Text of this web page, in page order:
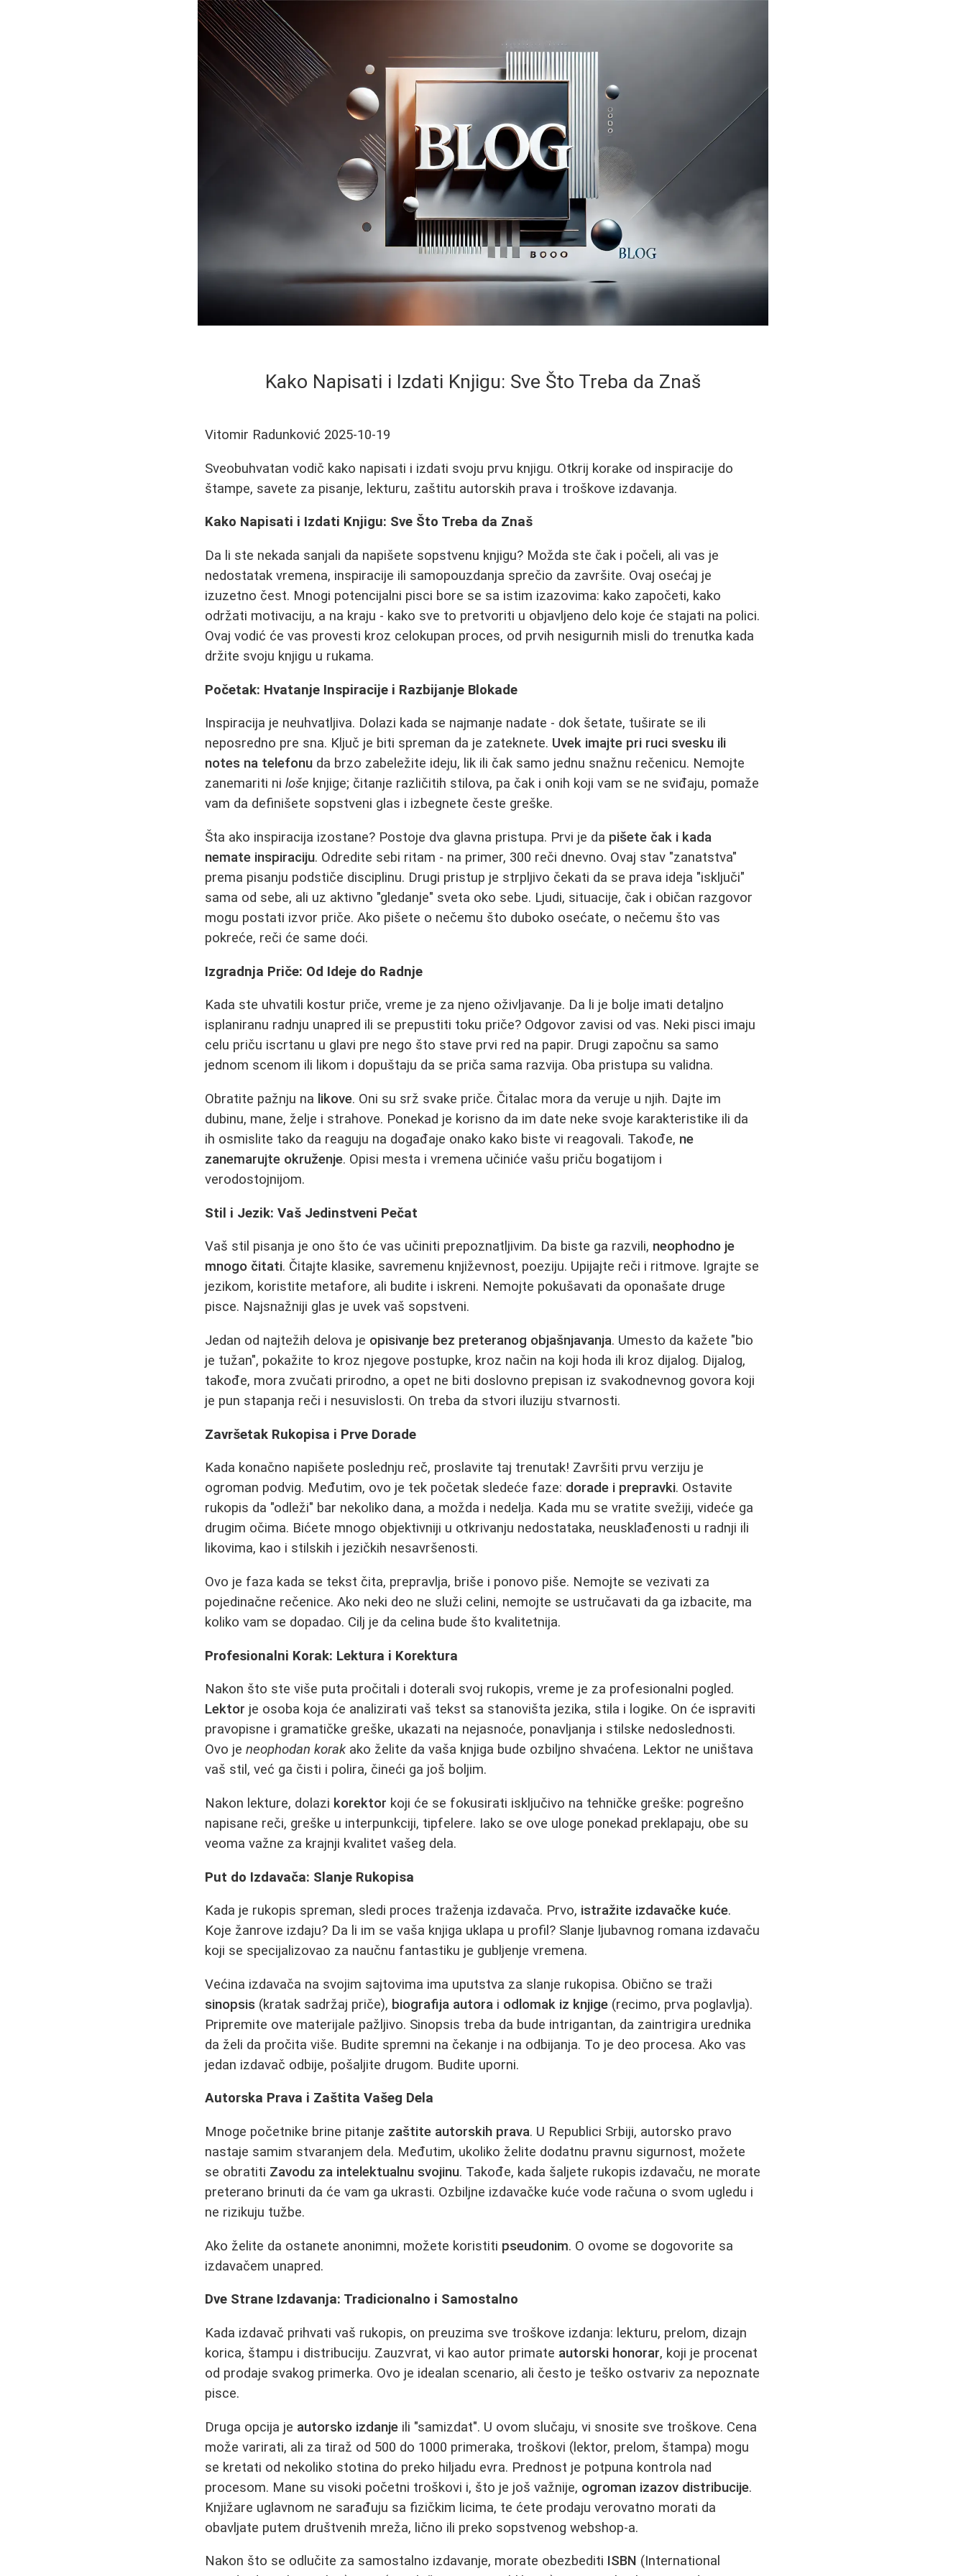
Kako Napisati i Izdati Knjigu: Sve Što Treba da Znaš
Vitomir Radunković 2025-10-19
Sveobuhvatan vodič kako napisati i izdati svoju prvu knjigu. Otkrij korake od inspiracije do
štampe, savete za pisanje, lekturu, zaštitu autorskih prava i troškove izdavanja.
Kako Napisati i Izdati Knjigu: Sve Što Treba da Znaš
Da li ste nekada sanjali da napišete sopstvenu knjigu? Možda ste čak i počeli, ali vas je
nedostatak vremena, inspiracije ili samopouzdanja sprečio da završite. Ovaj osećaj je
izuzetno čest. Mnogi potencijalni pisci bore se sa istim izazovima: kako započeti, kako
održati motivaciju, a na kraju - kako sve to pretvoriti u objavljeno delo koje će stajati na polici.
Ovaj vodić će vas provesti kroz celokupan proces, od prvih nesigurnih misli do trenutka kada
držite svoju knjigu u rukama.
Početak: Hvatanje Inspiracije i Razbijanje Blokade
Inspiracija je neuhvatljiva. Dolazi kada se najmanje nadate - dok šetate, tuširate se ili
neposredno pre sna. Ključ je biti spreman da je zateknete. Uvek imajte pri ruci svesku ili
notes na telefonu da brzo zabeležite ideju, lik ili čak samo jednu snažnu rečenicu. Nemojte
zanemariti niloše knjige; čitanje različitih stilova, pa čak i onih koji vam se ne sviđaju, pomaže
vam da definišete sopstveni glas i izbegnete česte greške.
Šta ako inspiracija izostane? Postoje dva glavna pristupa. Prvi je da pišete čak i kada
nemate inspiraciju. Odredite sebi ritam - na primer, 300 reči dnevno. Ovaj stav "zanatstva"
prema pisanju podstiče disciplinu. Drugi pristup je strpljivo čekati da se prava ideja "isključi"
sama od sebe, ali uz aktivno "gledanje" sveta oko sebe. Ljudi, situacije, čak i običan razgovor
mogu postati izvor priče. Ako pišete o nečemu što duboko osećate, o nečemu što vas
pokreće, reči će same doći.
Izgradnja Priče: Od Ideje do Radnje
Kada ste uhvatili kostur priče, vreme je za njeno oživljavanje. Da li je bolje imati detaljno
isplaniranu radnju unapred ili se prepustiti toku priče? Odgovor zavisi od vas. Neki pisci imaju
celu priču iscrtanu u glavi pre nego što stave prvi red na papir. Drugi započnu sa samo
jednom scenom ili likom i dopuštaju da se priča sama razvija. Oba pristupa su validna.
Obratite pažnju na likove. Oni su srž svake priče. Čitalac mora da veruje u njih. Dajte im
dubinu, mane, želje i strahove. Ponekad je korisno da im date neke svoje karakteristike ili da
ih osmislite tako da reaguju na događaje onako kako biste vi reagovali. Takođe, ne
zanemarujte okruženje. Opisi mesta i vremena učiniće vašu priču bogatijom i
verodostojnijom.
Stil i Jezik: Vaš Jedinstveni Pečat
Vaš stil pisanja je ono što će vas učiniti prepoznatljivim. Da biste ga razvili, neophodno je
mnogo čitati. Čitajte klasike, savremenu književnost, poeziju. Upijajte reči i ritmove. Igrajte se
jezikom, koristite metafore, ali budite i iskreni. Nemojte pokušavati da oponašate druge
pisce. Najsnažniji glas je uvek vaš sopstveni.
Jedan od najtežih delova je opisivanje bez preteranog objašnjavanja. Umesto da kažete "bio
je tužan", pokažite to kroz njegove postupke, kroz način na koji hoda ili kroz dijalog. Dijalog,
takođe, mora zvučati prirodno, a opet ne biti doslovno prepisan iz svakodnevnog govora koji
je pun stapanja reči i nesuvislosti. On treba da stvori iluziju stvarnosti.
Završetak Rukopisa i Prve Dorade
Kada konačno napišete poslednju reč, proslavite taj trenutak! Završiti prvu verziju je
ogroman podvig. Međutim, ovo je tek početak sledeće faze: dorade i prepravki. Ostavite
rukopis da "odleži" bar nekoliko dana, a možda i nedelja. Kada mu se vratite svežiji, videće ga
drugim očima. Bićete mnogo objektivniji u otkrivanju nedostataka, neusklađenosti u radnji ili
likovima, kao i stilskih i jezičkih nesavršenosti.
Ovo je faza kada se tekst čita, prepravlja, briše i ponovo piše. Nemojte se vezivati za
pojedinačne rečenice. Ako neki deo ne služi celini, nemojte se ustručavati da ga izbacite, ma
koliko vam se dopadao. Cilj je da celina bude što kvalitetnija.
Profesionalni Korak: Lektura i Korektura
Nakon što ste više puta pročitali i doterali svoj rukopis, vreme je za profesionalni pogled.
Lektor je osoba koja će analizirati vaš tekst sa stanovišta jezika, stila i logike. On će ispraviti
pravopisne i gramatičke greške, ukazati na nejasnoće, ponavljanja i stilske nedoslednosti.
Ovo jeneophodan korakako želite da vaša knjiga bude ozbiljno shvaćena. Lektor ne uništava
vaš stil, već ga čisti i polira, čineći ga još boljim.
Nakon lekture, dolazi korektor koji će se fokusirati isključivo na tehničke greške: pogrešno
napisane reči, greške u interpunkciji, tipfelere. Iako se ove uloge ponekad preklapaju, obe su
veoma važne za krajnji kvalitet vašeg dela.
Put do Izdavača: Slanje Rukopisa
Kada je rukopis spreman, sledi proces traženja izdavača. Prvo, istražite izdavačke kuće.
Koje žanrove izdaju? Da li im se vaša knjiga uklapa u profil? Slanje ljubavnog romana izdavaču
koji se specijalizovao za naučnu fantastiku je gubljenje vremena.
Većina izdavača na svojim sajtovima ima uputstva za slanje rukopisa. Obično se traži
sinopsis (kratak sadržaj priče), biografija autora i odlomak iz knjige (recimo, prva poglavlja).
Pripremite ove materijale pažljivo. Sinopsis treba da bude intrigantan, da zaintrigira urednika
da želi da pročita više. Budite spremni na čekanje i na odbijanja. To je deo procesa. Ako vas
jedan izdavač odbije, pošaljite drugom. Budite uporni.
Autorska Prava i Zaštita Vašeg Dela
Mnoge početnike brine pitanje zaštite autorskih prava. U Republici Srbiji, autorsko pravo
nastaje samim stvaranjem dela. Međutim, ukoliko želite dodatnu pravnu sigurnost, možete
se obratiti Zavodu za intelektualnu svojinu. Takođe, kada šaljete rukopis izdavaču, ne morate
preterano brinuti da će vam ga ukrasti. Ozbiljne izdavačke kuće vode računa o svom ugledu i
ne rizikuju tužbe.
Ako želite da ostanete anonimni, možete koristiti pseudonim. O ovome se dogovorite sa
izdavačem unapred.
Dve Strane Izdavanja: Tradicionalno i Samostalno
Kada izdavač prihvati vaš rukopis, on preuzima sve troškove izdanja: lekturu, prelom, dizajn
korica, štampu i distribuciju. Zauzvrat, vi kao autor primate autorski honorar, koji je procenat
od prodaje svakog primerka. Ovo je idealan scenario, ali često je teško ostvariv za nepoznate
pisce.
Druga opcija je autorsko izdanje ili "samizdat". U ovom slučaju, vi snosite sve troškove. Cena
može varirati, ali za tiraž od 500 do 1000 primeraka, troškovi (lektor, prelom, štampa) mogu
se kretati od nekoliko stotina do preko hiljadu evra. Prednost je potpuna kontrola nad
procesom. Mane su visoki početni troškovi i, što je još važnije, ogroman izazov distribucije.
Knjižare uglavnom ne sarađuju sa fizičkim licima, te ćete prodaju verovatno morati da
obavljate putem društvenih mreža, lično ili preko sopstvenog webshop-a.
Nakon što se odlučite za samostalno izdavanje, morate obezbediti ISBN (International